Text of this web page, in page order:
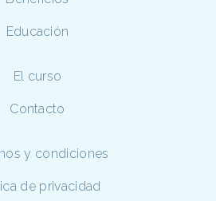
Educación
El curso
Contacto
y condiciones
de privacidad